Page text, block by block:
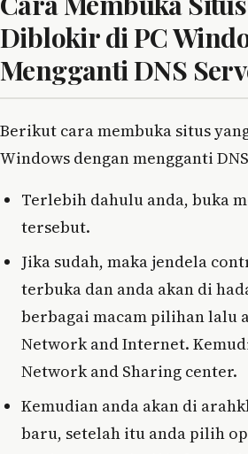
Diblokir di PC
Mengganti DNS
Berikut cara membuka situs
Windows dengan mengganti
Terlebih dahulu anda, buka
tersebut.
Jika sudah, maka jendela
terbuka dan anda akan di
berbagai macam pilihan lalu
Network and Internet.
Network and Sharing center.
Kemudian anda akan di
baru, setelah itu anda pilih